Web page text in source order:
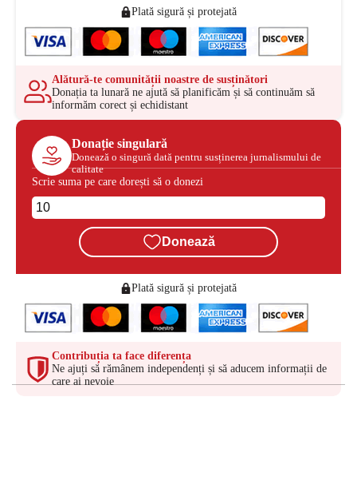
Plată sigură și protejată
Alătură-te comunității noastre de susținători
Donația ta lunară ne ajută să planificăm și să continuăm să
informăm corect și echidistant
Donație singulară
Donează o singură dată pentru susținerea jurnalismului de
calitate
Scrie suma pe care dorești să o donezi
Donează
Plată sigură și protejată
Contribuția ta face diferența
Ne ajuți să rămânem independenți și să aducem informații de
care ai nevoie